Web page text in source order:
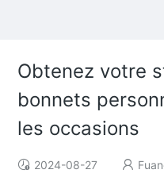
Obtenez votre
bonnets
les occasions
2024-08-27